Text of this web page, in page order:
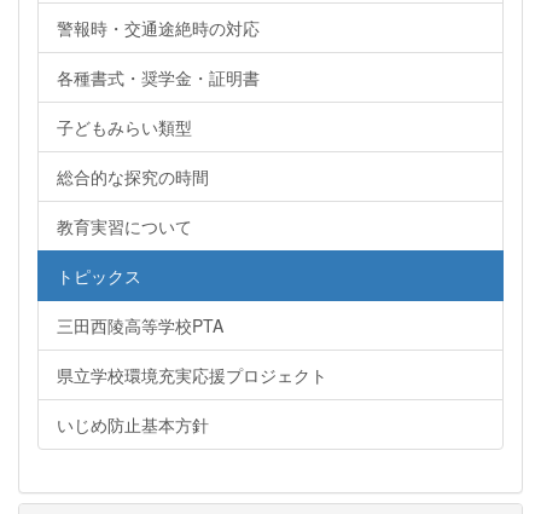
警報時・交通途絶時の対応
各種書式・奨学金・証明書
子どもみらい類型
総合的な探究の時間
教育実習について
トピックス
三田西陵高等学校PTA
県立学校環境充実応援プロジェクト
いじめ防止基本方針